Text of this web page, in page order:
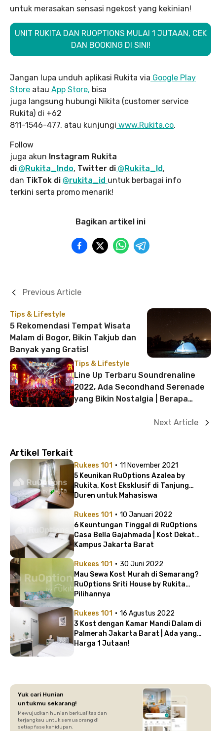
untuk merasakan sensasi ngekost yang kekinian!
UNIT RUKITA DAN RUOPTIONS MULAI 1 JUTAAN, CEK
DAN BOOKING DI SINI!
Jangan lupa unduh aplikasi Rukita via Google Play
Store atau App Store, bisa
juga langsung hubungi Nikita (customer service
Rukita) di +62
811-1546-477, atau kunjungi www.Rukita.co.
Follow
juga akun Instagram Rukita
di @Rukita_Indo, Twitter di @Rukita_Id ,
dan TikTok di @rukita_id untuk berbagai info
terkini serta promo menarik!
Bagikan artikel ini
Tips & Lifestyle
5 Rekomendasi Tempat Wisata
Malam di Bogor, Bikin Takjub dan
Banyak yang Gratis!
Previous Article
Tips & Lifestyle
Line Up Terbaru Soundrenaline
2022, Ada Secondhand Serenade
yang Bikin Nostalgia | Berapa
Next Article
Artikel Terkait
Rukees 101 · 11 November 2021
5 Keunikan RuOptions Azalea by
Rukita, Kost Eksklusif di Tanjung
Duren untuk Mahasiswa
Rukees 101 · 10 Januari 2022
6 Keuntungan Tinggal di RuOptions
Casa Bella Gajahmada | Kost Dekat
Kampus Jakarta Barat
Rukees 101 · 30 Juni 2022
Mau Sewa Kost Murah di Semarang?
RuOptions Sriti House by Rukita
Pilihannya
Rukees 101 · 16 Agustus 2022
3 Kost dengan Kamar Mandi Dalam di
Palmerah Jakarta Barat | Ada yang
Harga 1 Jutaan!
Yuk cari Hunian
untukmu sekarang!
Mewujudkan hunian berkualitas dan
terjangkau untuk semua orang di
setiap fase kehidupan.